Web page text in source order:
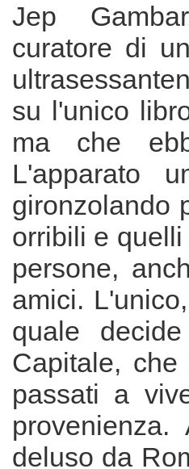
Jep
curatore di
su l'unico
ma che
L'apparato
gironzolando
orribili e
persone,
amici.
quale
Capitale,
passati a
deluso da